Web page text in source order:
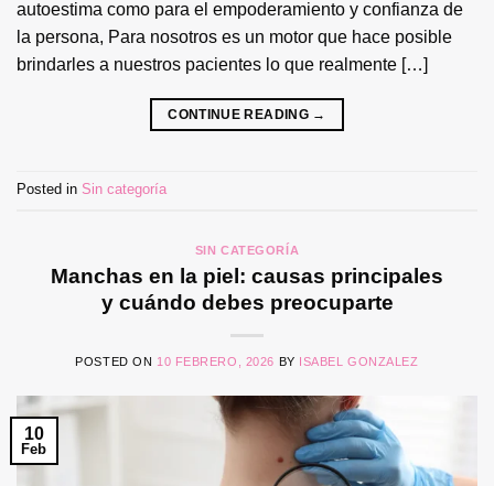
autoestima como para el empoderamiento y confianza de
la persona, Para nosotros es un motor que hace posible
brindarles a nuestros pacientes lo que realmente […]
CONTINUE READING →
Posted in Sin categoría
SIN CATEGORÍA
Manchas en la piel: causas principales
y cuándo debes preocuparte
POSTED ON 10 FEBRERO, 2026 BY ISABEL GONZALEZ
10
Feb